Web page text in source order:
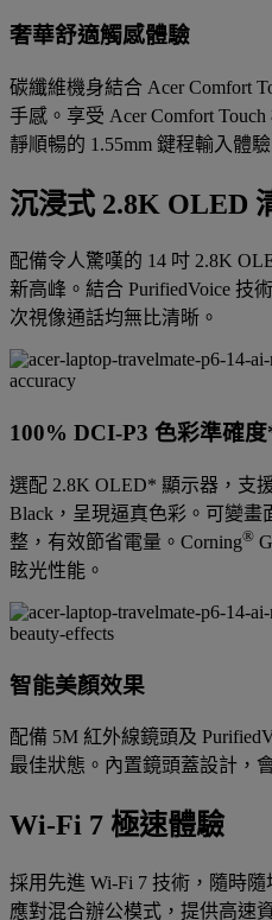
奢華舒適觸感體驗
碳纖維機身結合 Acer Comfort
手感。享受 Acer Comfort
靜順暢的 1.55mm 鍵程輸入體驗
沉浸式 2.8K OLED
配備令人驚嘆的 14 吋 2.8K
新高峰。結合 PurifiedVoice 技
次視像通話均無比清晰。
100% DCI-P3 色彩準確
選配 2.8K OLED* 顯示器，支
Black，呈現逼真色彩。可變畫
整，有效節省電量。Corning®
眩光性能。
智能美顏效果
配備 5M 紅外線鏡頭及
最佳狀態。內置鏡頭蓋設計，
Wi-Fi 7 極速體驗
採用先進 Wi-Fi 7 技術，隨時
應對混合辦公模式，提供高速